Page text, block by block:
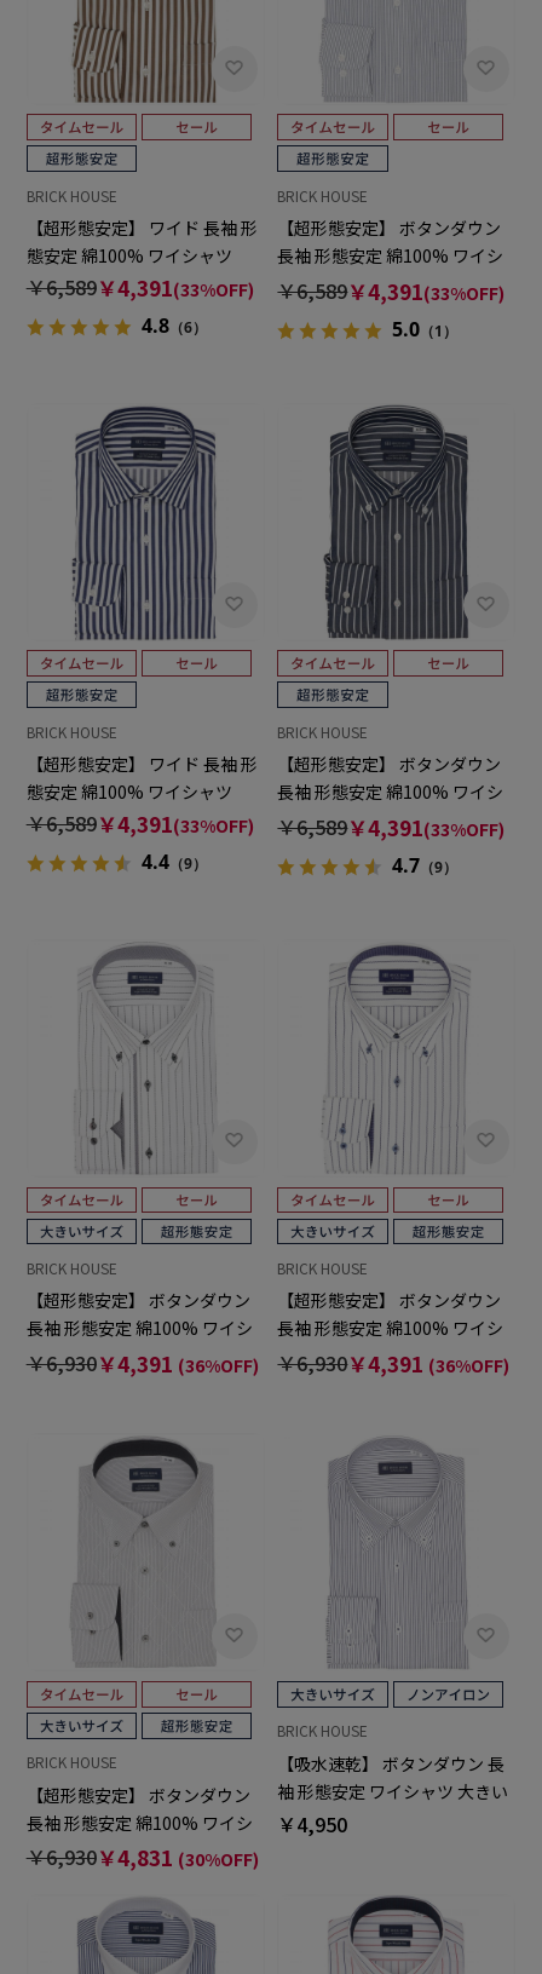
BRICK HOUSE
【超形態安定】 ワイド 長袖 形
態安定 綿100% ワイシャツ
￥6,589￥4,391(33%OFF)
4.8（6）
BRICK HOUSE
【超形態安定】 ボタンダウン
長袖 形態安定 綿100% ワイシ
ャツ
￥6,589￥4,391(33%OFF)
5.0 （1）
BRICK HOUSE
【超形態安定】 ワイド 長袖 形
態安定 綿100% ワイシャツ
￥6,589￥4,391(33%OFF)
4.4（9）
BRICK HOUSE
【超形態安定】 ボタンダウン
長袖 形態安定 綿100% ワイシ
ャツ
￥6,589￥4,391(33%OFF)
4.7 （9）
BRICK HOUSE
【超形態安定】 ボタンダウン
長袖 形態安定 綿100% ワイシ
ャツ 大きいサイズ
￥6,930￥4,391 (36%OFF)
BRICK HOUSE
【超形態安定】 ボタンダウン
長袖 形態安定 綿100% ワイシ
ャツ 大きいサイズ
￥6,930￥4,391 (36%OFF)
BRICK HOUSE
【超形態安定】 ボタンダウン
長袖 形態安定 綿100% ワイシ
ャツ 大きいサイズ
￥6,930￥4,831 (30%OFF)
BRICK HOUSE
【吸水速乾】 ボタンダウン 長
袖 形態安定 ワイシャツ 大きい
サイズ
￥4,950